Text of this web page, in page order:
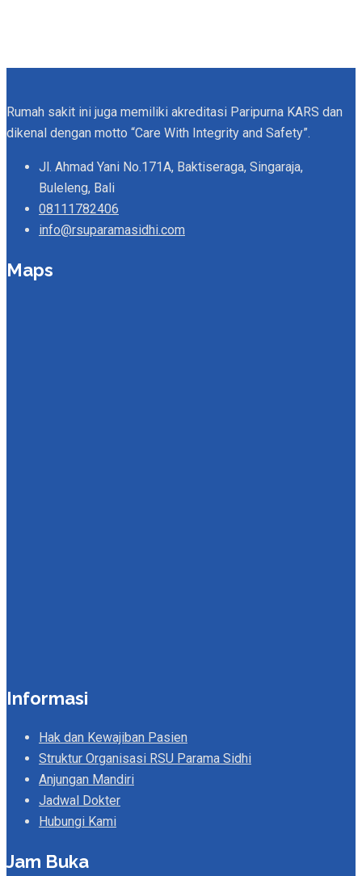
Rumah sakit ini juga memiliki akreditasi Paripurna KARS dan
dikenal dengan motto “Care With Integrity and Safety”.
Jl. Ahmad Yani No.171A, Baktiseraga, Singaraja,
Buleleng, Bali
08111782406
info@rsuparamasidhi.com
Maps
Informasi
Hak dan Kewajiban Pasien
Struktur Organisasi RSU Parama Sidhi
Anjungan Mandiri
Jadwal Dokter
Hubungi Kami
Jam Buka